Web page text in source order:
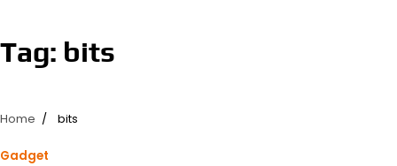
Tag: bits
Home bits
Gadget